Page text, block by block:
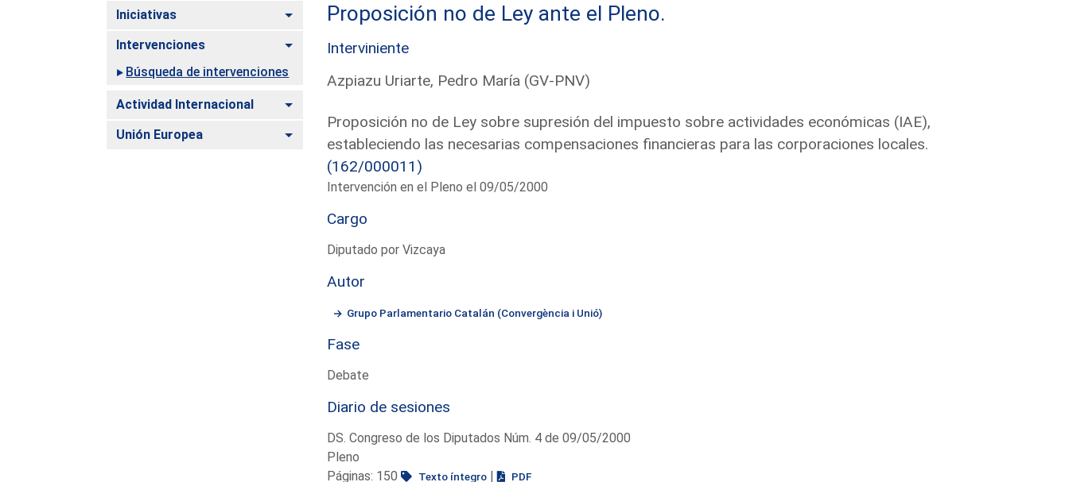
Iniciativas Alternar
Intervenciones
Alternar
Búsqueda de intervenciones
Actividad Internacional Alternar
Unión Europea Alternar
Proposición no de Ley ante el Pleno.
Interviniente
Azpiazu Uriarte, Pedro María (GV-PNV)
Proposición no de Ley sobre supresión del impuesto sobre actividades económicas (IAE),
estableciendo las necesarias compensaciones financieras para las corporaciones locales.
(162/000011)
Intervención en el Pleno el 09/05/2000
Cargo
Diputado por Vizcaya
Autor
Grupo Parlamentario Catalán (Convergència i Unió)
Fase
Debate
Diario de sesiones
DS. Congreso de los Diputados Núm. 4 de 09/05/2000
Pleno
Páginas: 150
Texto íntegro| PDF